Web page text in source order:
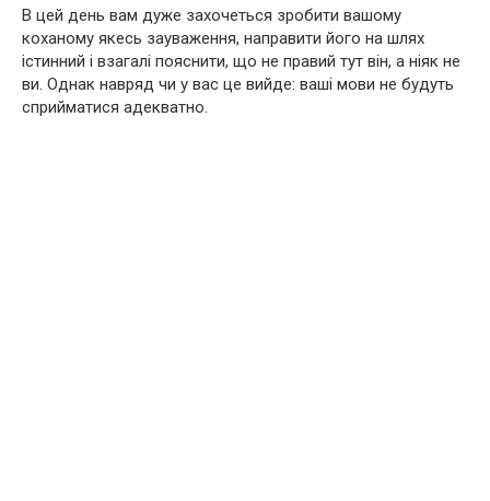
В цей день вам дуже захочеться зробити вашому
коханому якесь зауваження, направити його на шлях
істинний і взагалі пояснити, що не правий тут він, а ніяк не
ви. Однак навряд чи у вас це вийде: ваші мови не будуть
сприйматися адекватно.